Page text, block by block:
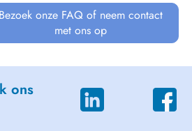
Bezoek onze FAQ of neem contact
met ons op
ons